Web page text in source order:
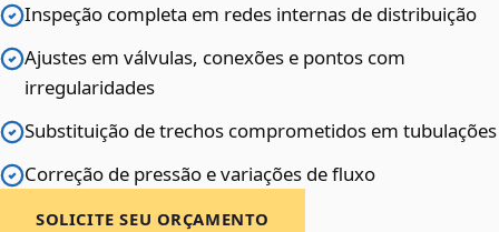
Inspeção completa em redes internas de distribuição
Ajustes em válvulas, conexões e pontos com
irregularidades
Substituição de trechos comprometidos em tubulações
Correção de pressão e variações de fluxo
SOLICITE SEU ORÇAMENTO